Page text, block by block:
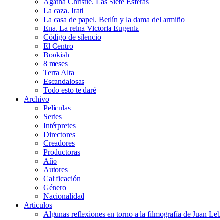
Agatha Christie. Las Siete Esferas
La caza. Irati
La casa de papel. Berlín y la dama del armiño
Ena. La reina Victoria Eugenia
Código de silencio
El Centro
Bookish
8 meses
Terra Alta
Escandalosas
Todo esto te daré
Archivo
Películas
Series
Intérpretes
Directores
Creadores
Productoras
Año
Autores
Calificación
Género
Nacionalidad
Articulos
Algunas reflexiones en torno a la filmografía de Juan